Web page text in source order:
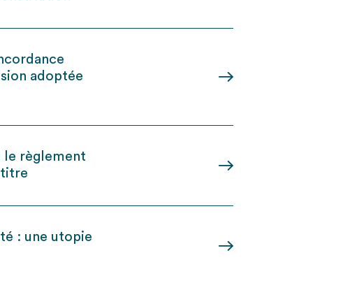
adoptée
le règlement
titre
: une utopie